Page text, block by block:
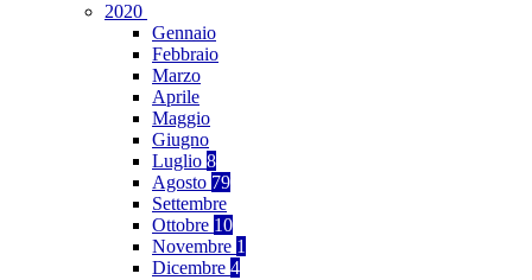
2020
Gennaio
Febbraio
Marzo
Aprile
Maggio
Giugno
Luglio 8
Agosto 79
Settembre
Ottobre 10
Novembre 1
Dicembre 4